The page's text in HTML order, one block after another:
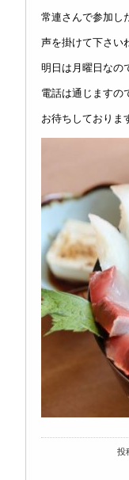
常連さんで参加し
声を掛けて下さい
明日は月曜日なの
電話は通じますの
お待ちしておりま
投